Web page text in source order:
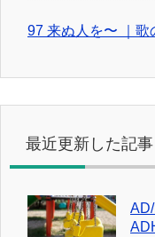
97 来ぬ人を〜 ｜歌
最近更新した記事